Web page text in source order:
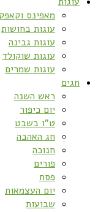
מאפינס
עוגות בחושות
עוגות גבינה
עוגות שוקולד
עוגות שמרים
חגים
ראש השנה
יום כיפור
ט”ו בשבט
חג האהבה
חנוכה
פורים
פסח
יום העצמאות
שבועות